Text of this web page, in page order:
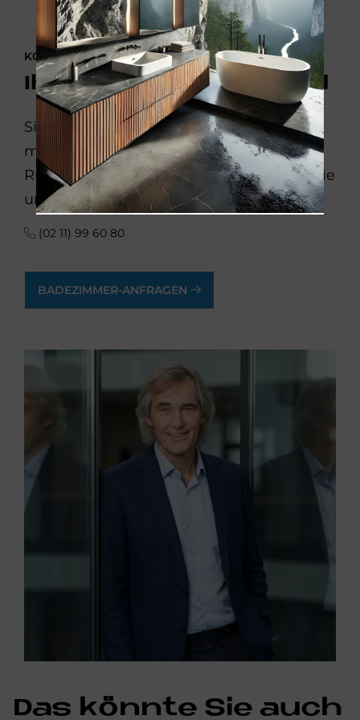
KONTAKTIEREN SIE UNS
Ihr Weg zum neuen Bad
Sie möchten Ihr Badezimmer
modernisieren? Wir beraten Sie gern.
Rufen Sie uns einfach an oder schicken Sie
uns eine Online-Anfrage:
(02 11) 99 60 80
BADEZIMMER-ANFRAGEN
Das könn­te Sie auch